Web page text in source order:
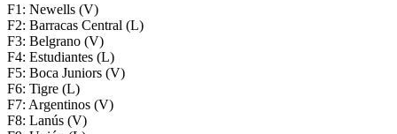
F1: Newells (V)
F2: Barracas Central (L)
F3: Belgrano (V)
F4: Estudiantes (L)
F5: Boca Juniors (V)
F6: Tigre (L)
F7: Argentinos (V)
F8: Lanús (V)